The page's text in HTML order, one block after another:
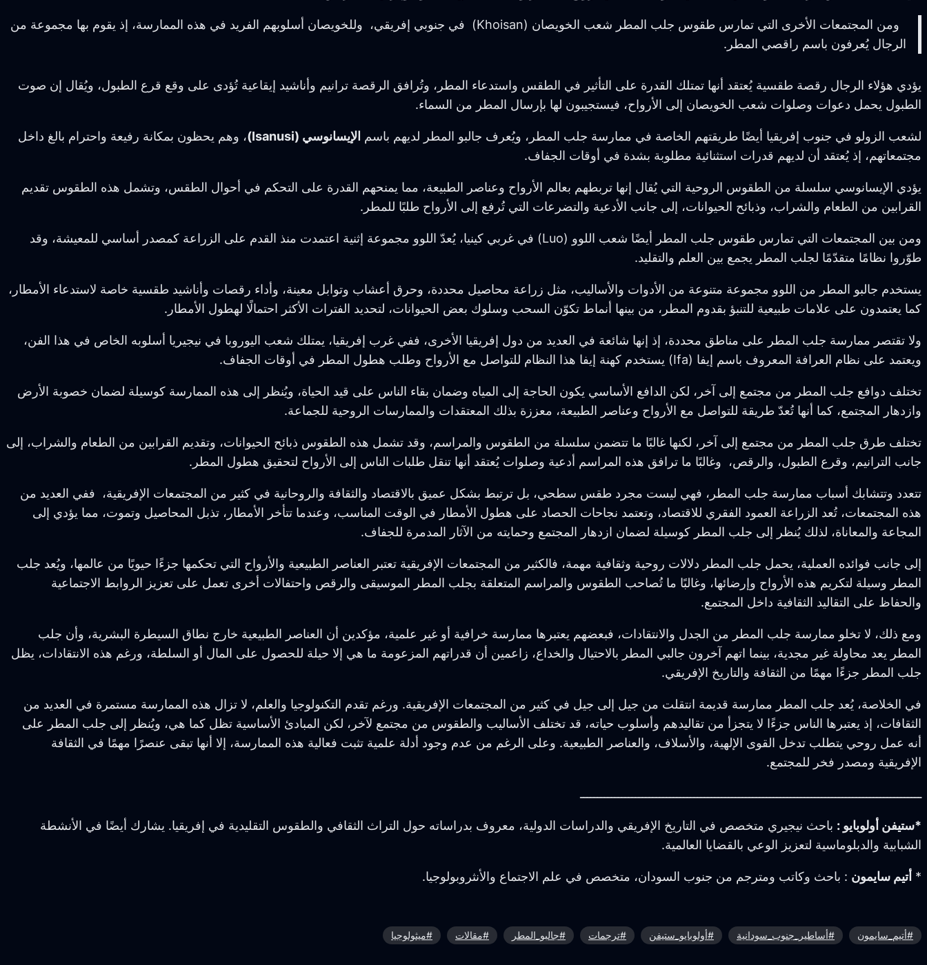
ومن المجتمعات الأخرى التي تمارس طقوس جلب المطر شعب الخويصان (Khoisan) في جنوبي إفريقي، وللخويصان أسلوبهم الفريد في هذه الممارسة، إذ يقوم بها مجموعة من
الرجال يُعرفون باسم راقصي المطر.
يؤدي هؤلاء الرجال رقصة طقسية يُعتقد أنها تمتلك القدرة على التأثير في الطقس واستدعاء المطر، وتُرافق الرقصة ترانيم وأناشيد إيقاعية تُؤدى على وقع قرع الطبول، ويُقال إن صوت
الطبول يحمل دعوات وصلوات شعب الخويصان إلى الأرواح، فيستجيبون لها بإرسال المطر من السماء.
لشعب الزولو في جنوب إفريقيا أيضًا طريقتهم الخاصة في ممارسة جلب المطر، ويُعرف جالبو المطر لديهم باسم الإيسانوسي (Isanusi)
، وهم يحظون بمكانة رفيعة واحترام بالغ داخل
مجتمعاتهم، إذ يُعتقد أن لديهم قدرات استثنائية مطلوبة بشدة في أوقات الجفاف.
يؤدي الإيسانوسي سلسلة من الطقوس الروحية التي يُقال إنها تربطهم بعالم الأرواح وعناصر الطبيعة، مما يمنحهم القدرة على التحكم في أحوال الطقس، وتشمل هذه الطقوس تقديم
القرابين من الطعام والشراب، وذبائح الحيوانات، إلى جانب الأدعية والتضرعات التي تُرفع إلى الأرواح طلبًا للمطر.
ومن بين المجتمعات التي تمارس طقوس جلب المطر أيضًا شعب اللوو (Luo) في غربي كينيا، يُعدّ اللوو مجموعة إثنية اعتمدت منذ القدم على الزراعة كمصدر أساسي للمعيشة، وقد
طوّروا نظامًا متقدّمًا لجلب المطر يجمع بين العلم والتقليد.
يستخدم جالبو المطر من اللوو مجموعة متنوعة من الأدوات والأساليب، مثل زراعة محاصيل محددة، وحرق أعشاب وتوابل معينة، وأداء رقصات وأناشيد طقسية خاصة لاستدعاء الأمطار،
كما يعتمدون على علامات طبيعية للتنبؤ بقدوم المطر، من بينها أنماط تكوّن السحب وسلوك بعض الحيوانات، لتحديد الفترات الأكثر احتمالًا لهطول الأمطار.
ولا تقتصر ممارسة جلب المطر على مناطق محددة، إذ إنها شائعة في العديد من دول إفريقيا الأخرى، ففي غرب إفريقيا، يمتلك شعب اليوروبا في نيجيريا أسلوبه الخاص في هذا الفن،
ويعتمد على نظام العرافة المعروف باسم إيفا (Ifa) يستخدم كهنة إيفا هذا النظام للتواصل مع الأرواح وطلب هطول المطر في أوقات الجفاف.
تختلف دوافع جلب المطر من مجتمع إلى آخر، لكن الدافع الأساسي يكون الحاجة إلى المياه وضمان بقاء الناس على قيد الحياة، ويُنظر إلى هذه الممارسة كوسيلة لضمان خصوبة الأرض
وازدهار المجتمع، كما أنها تُعدّ طريقة للتواصل مع الأرواح وعناصر الطبيعة، معززة بذلك المعتقدات والممارسات الروحية للجماعة.
تختلف طرق جلب المطر من مجتمع إلى آخر، لكنها غالبًا ما تتضمن سلسلة من الطقوس والمراسم، وقد تشمل هذه الطقوس ذبائح الحيوانات، وتقديم القرابين من الطعام والشراب، إلى
جانب الترانيم، وقرع الطبول، والرقص، وغالبًا ما ترافق هذه المراسم أدعية وصلوات يُعتقد أنها تنقل طلبات الناس إلى الأرواح لتحقيق هطول المطر.
تتعدد وتتشابك أسباب ممارسة جلب المطر، فهي ليست مجرد طقس سطحي، بل ترتبط بشكل عميق بالاقتصاد والثقافة والروحانية في كثير من المجتمعات الإفريقية، ففي العديد من
هذه المجتمعات، تُعد الزراعة العمود الفقري للاقتصاد، وتعتمد نجاحات الحصاد على هطول الأمطار في الوقت المناسب، وعندما تتأخر الأمطار، تذبل المحاصيل وتموت، مما يؤدي إلى
المجاعة والمعاناة، لذلك يُنظر إلى جلب المطر كوسيلة لضمان ازدهار المجتمع وحمايته من الآثار المدمرة للجفاف.
إلى جانب فوائده العملية، يحمل جلب المطر دلالات روحية وثقافية مهمة، فالكثير من المجتمعات الإفريقية تعتبر العناصر الطبيعية والأرواح التي تحكمها جزءًا حيويًا من عالمها، ويُعد جلب
المطر وسيلة لتكريم هذه الأرواح وإرضائها، وغالبًا ما تُصاحب الطقوس والمراسم المتعلقة بجلب المطر الموسيقى والرقص واحتفالات أخرى تعمل على تعزيز الروابط الاجتماعية
والحفاظ على التقاليد الثقافية داخل المجتمع.
ومع ذلك، لا تخلو ممارسة جلب المطر من الجدل والانتقادات، فبعضهم يعتبرها ممارسة خرافية أو غير علمية، مؤكدين أن العناصر الطبيعية خارج نطاق السيطرة البشرية، وأن جلب
المطر يعد محاولة غير مجدية، بينما اتهم آخرون جالبي المطر بالاحتيال والخداع، زاعمين أن قدراتهم المزعومة ما هي إلا حيلة للحصول على المال أو السلطة، ورغم هذه الانتقادات، يظل
جلب المطر جزءًا مهمًا من الثقافة والتاريخ الإفريقي.
في الخلاصة، يُعد جلب المطر ممارسة قديمة انتقلت من جيل إلى جيل في كثير من المجتمعات الإفريقية. ورغم تقدم التكنولوجيا والعلم، لا تزال هذه الممارسة مستمرة في العديد من
الثقافات، إذ يعتبرها الناس جزءًا لا يتجزأ من تقاليدهم وأسلوب حياته، قد تختلف الأساليب والطقوس من مجتمع لآخر، لكن المبادئ الأساسية تظل كما هي، ويُنظر إلى جلب المطر على
أنه عمل روحي يتطلب تدخل القوى الإلهية، والأسلاف، والعناصر الطبيعية. وعلى الرغم من عدم وجود أدلة علمية تثبت فعالية هذه الممارسة، إلا أنها تبقى عنصرًا مهمًا في الثقافة
الإفريقية ومصدر فخر للمجتمع.
ـــــــــــــــــــــــــــــــــــــــــــــــــــــــــــــــــــــــــــــــــــــــــــــــــــ
*ستيفن أولوبايو : باحث نيجيري متخصص في التاريخ الإفريقي والدراسات الدولية، معروف بدراساته حول التراث الثقافي والطقوس التقليدية في إفريقيا. يشارك أيضًا في الأنشطة
الشبابية والدبلوماسية لتعزيز الوعي بالقضايا العالمية.
* أتيم سايمون : باحث وكاتب ومترجم من جنوب السودان، متخصص في علم الاجتماع والأنثروبولوجيا.
#أتيم_سايمون #أساطير_جنوب_سودانية #أولوبايو_ستيفن #ترجمات #جالبو_المطر #مقالات #ميثولوجيا